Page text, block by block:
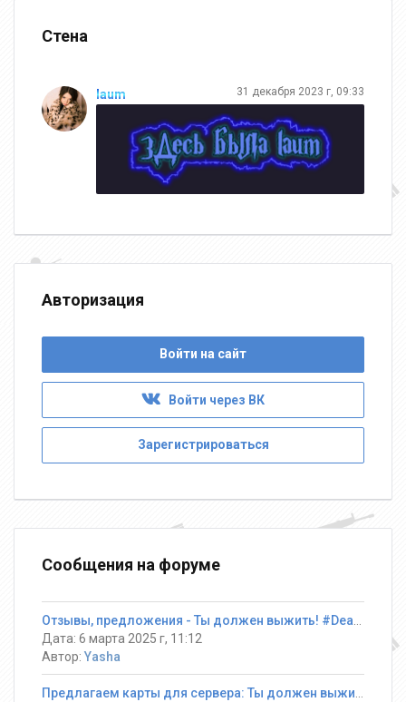
Стена
laum 31 декабря 2023 г, 09:33
Авторизация
Войти на сайт
Войти через ВК
Зарегистрироваться
Сообщения на форуме
Дата: 6 марта 2025 г, 11:12
Автор: Yasha